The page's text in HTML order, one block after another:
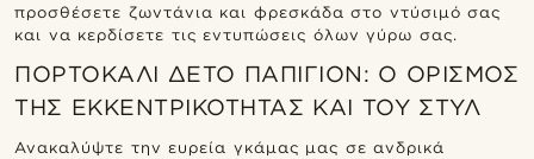
προσθέσετε ζωντάνια και φρεσκάδα στο ντύσιμό σας
και να κερδίσετε τις εντυπώσεις όλων γύρω σας.
ΠΟΡΤΟΚΑΛΊ ΔΕΤΌ ΠΑΠΙΓΙΌΝ: Ο ΟΡΙΣΜΌΣ
ΤΗΣ ΕΚΚΕΝΤΡΙΚΌΤΗΤΑΣ ΚΑΙ ΤΟΥ ΣΤΥΛ
Ανακαλύψτε την ευρεία γκάμας μας σε ανδρικά